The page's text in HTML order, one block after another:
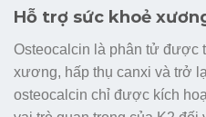
Hỗ trợ sức khoẻ
Osteocalcin là phân tử được
xương, hấp thụ canxi và trở
osteocalcin chỉ được kích